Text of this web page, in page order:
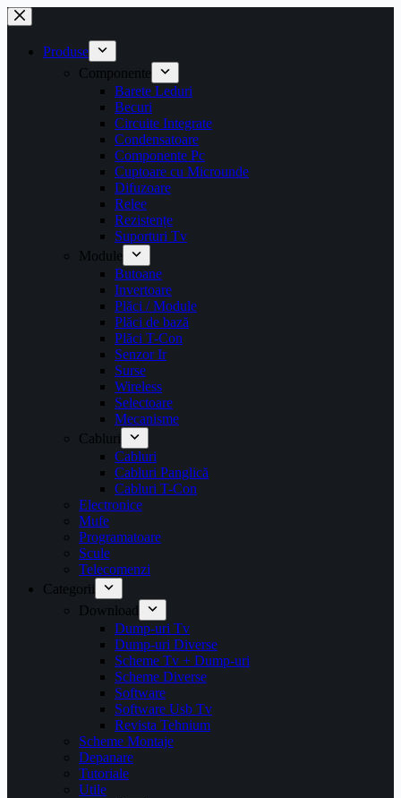
Sari
la
conținutProduse
Componente
Barete Leduri
Becuri
Circuite Integrate
Condensatoare
Componente Pc
Cuptoare cu Microunde
Difuzoare
Relee
Rezistențe
Suporturi Tv
Module
Butoane
Invertoare
Plăci / Module
Plăci de bază
Plăci T-Con
Senzor Ir
Surse
Wireless
Selectoare
Mecanisme
Cabluri
Cabluri
Cabluri Panglică
Cabluri T-Con
Electronice
Mufe
Programatoare
Scule
Telecomenzi
Categorii
Download
Dump-uri Tv
Dump-uri Diverse
Scheme Tv + Dump-uri
Scheme Diverse
Software
Software Usb Tv
Revista Tehnium
Scheme Montaje
Depanare
Tutoriale
Utile